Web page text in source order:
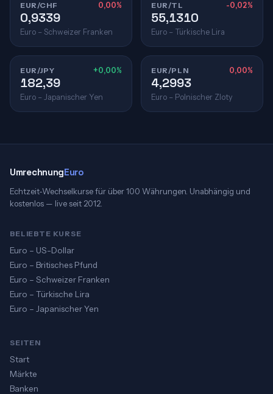
EUR/CHF 0,00%
0,9339
Euro – Schweizer Franken
EUR/TL -0,02%
55,1310
Euro – Türkische Lira
EUR/JPY +0,00%
182,39
Euro – Japanischer Yen
EUR/PLN 0,00%
4,2993
Euro – Polnischer Zloty
UmrechnungEuro
Echtzeit-Wechselkurse für über 100 Währungen. Unabhängig und
kostenlos — live seit 2012.
BELIEBTE KURSE
Euro – US-Dollar
Euro – Britisches Pfund
Euro – Schweizer Franken
Euro – Türkische Lira
Euro – Japanischer Yen
SEITEN
Start
Märkte
Banken